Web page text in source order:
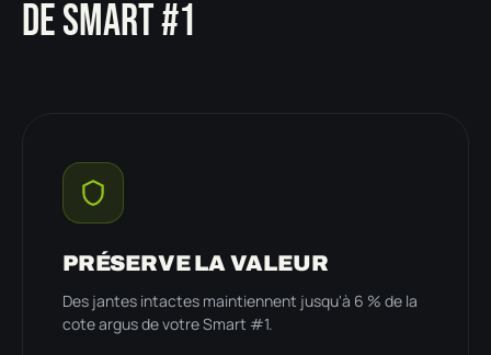
DE SMART #1
PRÉSERVE LA VALEUR
Des jantes intactes maintiennent jusqu'à 6 % de la
cote argus de votre Smart #1.